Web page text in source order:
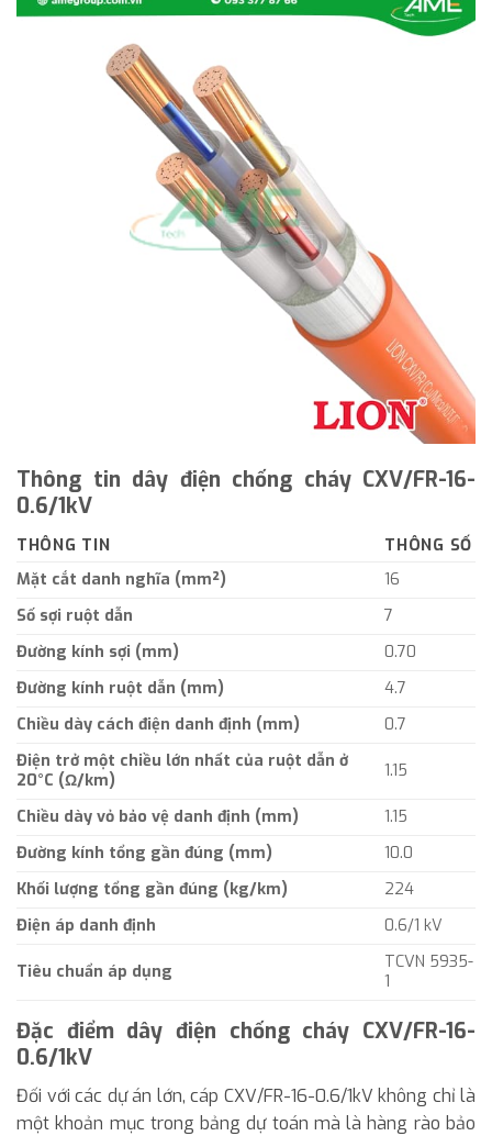
Thông tin dây điện chống cháy CXV/FR-16-
0.6/1kV
THÔNG TIN
THÔNG SỐ
Mặt cắt danh nghĩa (mm²)
16
Số sợi ruột dẫn
7
Đường kính sợi (mm)
0.70
Đường kính ruột dẫn (mm)
4.7
Chiều dày cách điện danh định (mm)
0.7
Điện trở một chiều lớn nhất của ruột dẫn ở
20°C (Ω/km)
1.15
Chiều dày vỏ bảo vệ danh định (mm)
1.15
Đường kính tổng gần đúng (mm)
10.0
Khối lượng tổng gần đúng (kg/km)
224
Điện áp danh định
0.6/1 kV
Tiêu chuẩn áp dụng
TCVN 5935-
1
Đặc điểm dây điện chống cháy CXV/FR-16-
0.6/1kV
Đối với các dự án lớn, cáp CXV/FR-16-0.6/1kV không chỉ là
một khoản mục trong bảng dự toán mà là hàng rào bảo